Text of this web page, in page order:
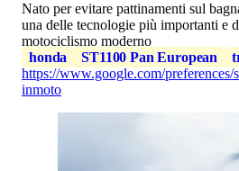
Nato per evitare pattinamenti sul
una delle tecnologie più importanti e
motociclismo moderno
honda
ST1100 Pan European
https://www.google.com/preferences/
inmoto